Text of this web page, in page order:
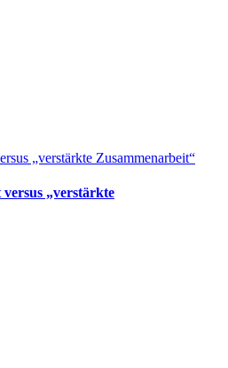
„verstärkte Zusammenarbeit“
„verstärkte